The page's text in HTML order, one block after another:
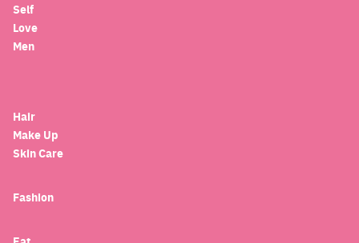
Self
Love
Men
Hair
Make Up
Skin Care
Fashion